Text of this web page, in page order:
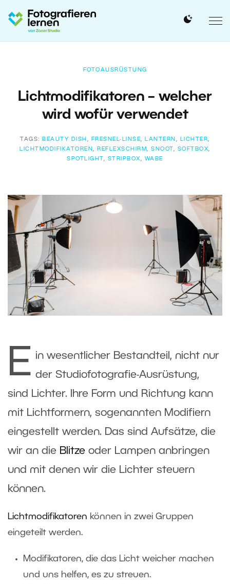
FOTOAUSRÜSTUNG
Lichtmodifikatoren – welcher
wird wofür verwendet
TAGS: BEAUTY DISH , FRESNEL-LINSE, LANTERN , LICHTER,
LICHTMODIFIKATOREN, REFLEXSCHIRM,SNOOT , SOFTBOX,
SPOTLIGHT , STRIPBOX , WABE
E in wesentlicher Bestandteil, nicht nur
der Studiofotografie-Ausrüstung,
sind Lichter. Ihre Form und Richtung kann
mit Lichtformern, sogenannten Modifiern
eingestellt werden. Das sind Aufsätze, die
wir an die Blitze oder Lampen anbringen
und mit denen wir die Lichter steuern
können.
Lichtmodifikatoren können in zwei Gruppen
eingeteilt werden.
Modifikatoren, die das Licht weicher machen
und uns helfen, es zu streuen.